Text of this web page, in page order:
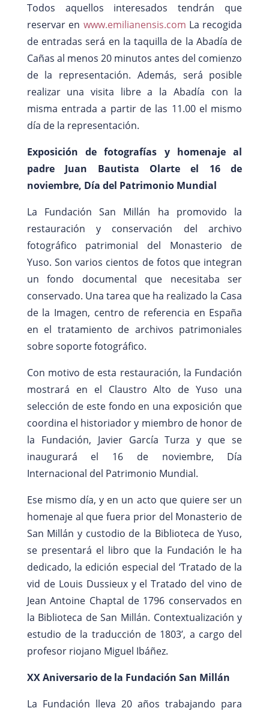
Todos aquellos interesados tendrán que
reservar en www.emilianensis.com La recogida
de entradas será en la taquilla de la Abadía de
Cañas al menos 20 minutos antes del comienzo
de la representación. Además, será posible
realizar una visita libre a la Abadía con la
misma entrada a partir de las 11.00 el mismo
día de la representación.
Exposición de fotografías y homenaje al
padre Juan Bautista Olarte el 16 de
noviembre, Día del Patrimonio Mundial
La Fundación San Millán ha promovido la
restauración y conservación del archivo
fotográfico patrimonial del Monasterio de
Yuso. Son varios cientos de fotos que integran
un fondo documental que necesitaba ser
conservado. Una tarea que ha realizado la Casa
de la Imagen, centro de referencia en España
en el tratamiento de archivos patrimoniales
sobre soporte fotográfico.
Con motivo de esta restauración, la Fundación
mostrará en el Claustro Alto de Yuso una
selección de este fondo en una exposición que
coordina el historiador y miembro de honor de
la Fundación, Javier García Turza y que se
inaugurará el 16 de noviembre, Día
Internacional del Patrimonio Mundial.
Ese mismo día, y en un acto que quiere ser un
homenaje al que fuera prior del Monasterio de
San Millán y custodio de la Biblioteca de Yuso,
se presentará el libro que la Fundación le ha
dedicado, la edición especial del ‘Tratado de la
vid de Louis Dussieux y el Tratado del vino de
Jean Antoine Chaptal de 1796 conservados en
la Biblioteca de San Millán. Contextualización y
estudio de la traducción de 1803’, a cargo del
profesor riojano Miguel Ibáñez.
XX Aniversario de la Fundación San Millán
La Fundación lleva 20 años trabajando para